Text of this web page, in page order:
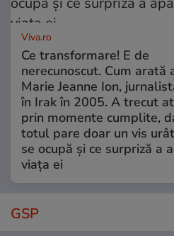
Viva.ro
Ce transformare! E de
nerecunoscut. Cum arată
Marie Jeanne Ion,
în Irak în 2005. A trecut
prin momente cumplite,
totul pare doar un vis
se ocupă și ce surpriză a
viața ei
GSP